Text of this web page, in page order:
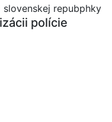
polície